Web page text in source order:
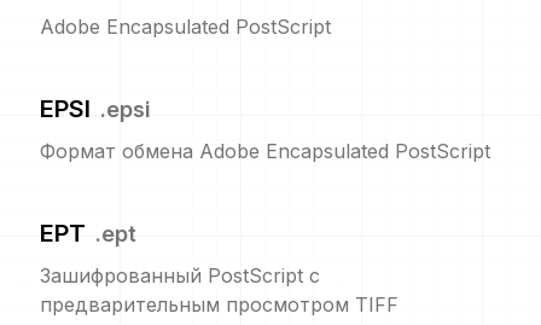
Adobe Encapsulated PostScript
EPSI .epsi
Формат обмена Adobe Encapsulated PostScript
EPT .ept
Зашифрованный PostScript с
предварительным просмотром TIFF